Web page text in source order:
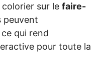
sur le faire-
peuvent
qui rend
pour toute la